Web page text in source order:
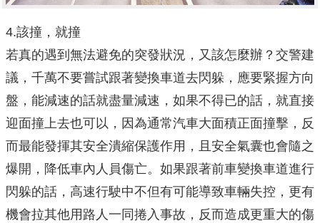
4.該撞，就撞
若真的遇到無法避免的突發狀況，又該怎麼辦？交警建
議，千萬不要嘗試跟著變換車道去閃躲，應要緊握方向
盤，能減速的話就盡量減速，如果不得已的話，就直接
迎面撞上去也可以，因為通常汽車大面積正面撞擊，反
而最能發揮其安全潰縮保護作用，且安全氣囊也會隨之
爆開，降低車內人員傷亡。如果跟著前車變換車道進行
閃躲的話，高速行駛中不但有可能導致車輛失控，更有
機會拉其他用路人一同捲入事故，反而造成更重大的傷